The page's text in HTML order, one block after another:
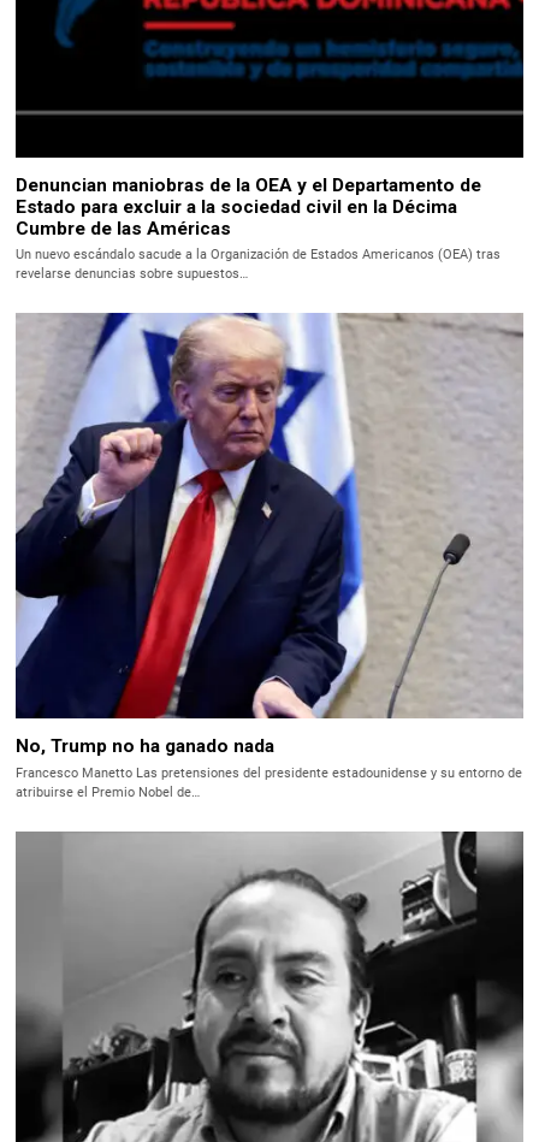
Denuncian maniobras de la OEA y el Departamento de
Estado para excluir a la sociedad civil en la Décima
Cumbre de las Américas
Un nuevo escándalo sacude a la Organización de Estados Americanos (OEA) tras
revelarse denuncias sobre supuestos…
No, Trump no ha ganado nada
Francesco Manetto Las pretensiones del presidente estadounidense y su entorno de
atribuirse el Premio Nobel de…